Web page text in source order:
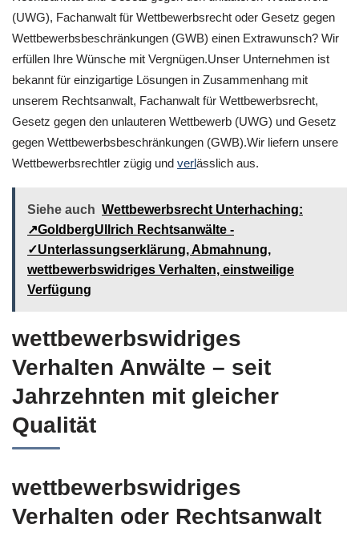
(UWG), Fachanwalt für Wettbewerbsrecht oder Gesetz gegen
Wettbewerbsbeschränkungen (GWB) einen Extrawunsch? Wir
erfüllen Ihre Wünsche mit Vergnügen.Unser Unternehmen ist
bekannt für einzigartige Lösungen in Zusammenhang mit
unserem Rechtsanwalt, Fachanwalt für Wettbewerbsrecht,
Gesetz gegen den unlauteren Wettbewerb (UWG) und Gesetz
gegen Wettbewerbsbeschränkungen (GWB).Wir liefern unsere
Wettbewerbsrechtler zügig und verlässlich aus.
Siehe auch Wettbewerbsrecht Unterhaching:
↗GoldbergUllrich Rechtsanwälte -
✓Unterlassungserklärung, Abmahnung,
wettbewerbswidriges Verhalten, einstweilige
Verfügung
wettbewerbswidriges
Verhalten Anwälte – seit
Jahrzehnten mit gleicher
Qualität
wettbewerbswidriges
Verhalten oder Rechtsanwalt